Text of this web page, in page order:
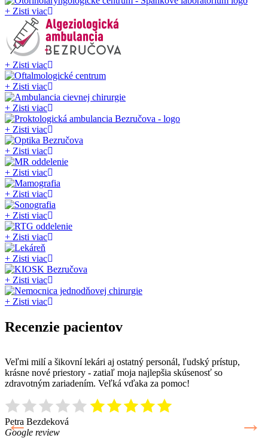
+ Zisti viac
+ Zisti viac
+ Zisti viac
+ Zisti viac
+ Zisti viac
+ Zisti viac
+ Zisti viac
+ Zisti viac
+ Zisti viac
+ Zisti viac
+ Zisti viac
+ Zisti viac
+ Zisti viac
Recenzie pacientov
Veľmi milí a šikovní lekári aj ostatný personál, ľudský prístup,
krásne nové priestory - zatiaľ moja najlepšia skúsenosť so
zdravotným zariadením. Veľká vďaka za pomoc!
Petra Bezdeková
Google review